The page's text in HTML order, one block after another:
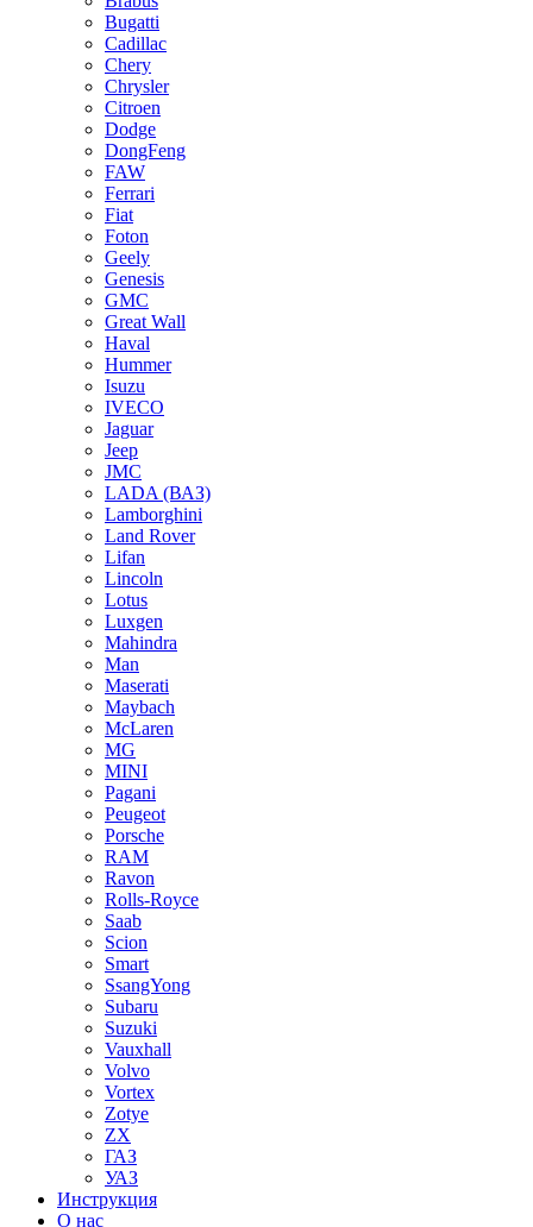
Bugatti
Cadillac
Chery
Chrysler
Citroen
Dodge
DongFeng
FAW
Ferrari
Fiat
Foton
Geely
Genesis
GMC
Great Wall
Haval
Hummer
Isuzu
IVECO
Jaguar
Jeep
JMC
LADA (ВАЗ)
Lamborghini
Land Rover
Lifan
Lincoln
Lotus
Luxgen
Mahindra
Man
Maserati
Maybach
McLaren
MG
MINI
Pagani
Peugeot
Porsche
RAM
Ravon
Rolls-Royce
Saab
Scion
Smart
SsangYong
Subaru
Suzuki
Vauxhall
Volvo
Vortex
Zotye
ZX
ГАЗ
УАЗ
Инструкция
О нас